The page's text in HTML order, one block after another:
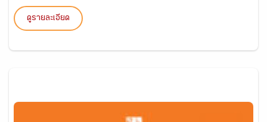
ดูรายละเอียด